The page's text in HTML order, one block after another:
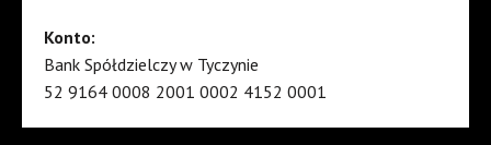
Konto:
Bank Spółdzielczy w Tyczynie
52 9164 0008 2001 0002 4152 0001